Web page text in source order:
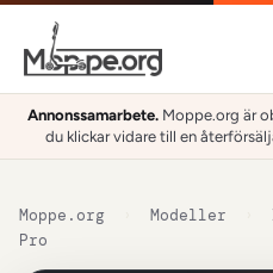
Annonssamarbete.Moppe.org är
du klickar vidare till en
Moppe.org Modeller
Pro